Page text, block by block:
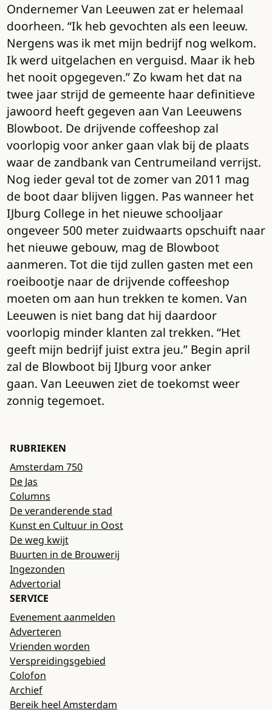
Ondernemer Van Leeuwen zat er helemaal
doorheen. “Ik heb gevochten als een leeuw.
Nergens was ik met mijn bedrijf nog welkom.
Ik werd uitgelachen en verguisd. Maar ik heb
het nooit opgegeven.” Zo kwam het dat na
twee jaar strijd de gemeente haar definitieve
jawoord heeft gegeven aan Van Leeuwens
Blowboot. De drijvende coffeeshop zal
voorlopig voor anker gaan vlak bij de plaats
waar de zandbank van Centrumeiland verrijst.
Nog ieder geval tot de zomer van 2011 mag
de boot daar blijven liggen. Pas wanneer het
IJburg College in het nieuwe schooljaar
ongeveer 500 meter zuidwaarts opschuift naar
het nieuwe gebouw, mag de Blowboot
aanmeren. Tot die tijd zullen gasten met een
roeibootje naar de drijvende coffeeshop
moeten om aan hun trekken te komen. Van
Leeuwen is niet bang dat hij daardoor
voorlopig minder klanten zal trekken. “Het
geeft mijn bedrijf juist extra jeu.” Begin april
zal de Blowboot bij IJburg voor anker
gaan. Van Leeuwen ziet de toekomst weer
zonnig tegemoet.
RUBRIEKEN
Amsterdam 750
De Jas
Columns
De veranderende stad
Kunst en Cultuur in Oost
De weg kwijt
Buurten in de Brouwerij
Ingezonden
Advertorial
SERVICE
Evenement aanmelden
Adverteren
Vrienden worden
Verspreidingsgebied
Colofon
Archief
Bereik heel Amsterdam